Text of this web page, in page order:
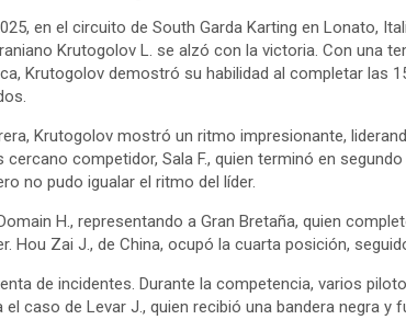
en el circuito de South Garda Karting en Lonato,
Krutogolov L. se alzó con la victoria. Con una
Krutogolov demostró su habilidad al completar las
Krutogolov mostró un ritmo impresionante,
competidor, Sala F., quien terminó en
no pudo igualar el ritmo del líder.
H., representando a Gran Bretaña, quien
Hou Zai J., de China, ocupó la cuarta posición,
de incidentes. Durante la competencia, varios
caso de Levar J., quien recibió una bandera negra y